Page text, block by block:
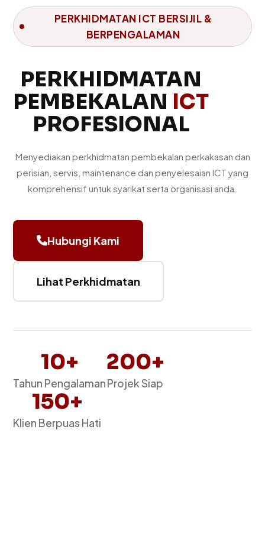
PERKHIDMATAN ICT BERSIJIL &
BERPENGALAMAN
PERKHIDMATAN
PEMBEKALAN ICT
PROFESIONAL
Menyediakan perkhidmatan pembekalan perkakasan dan
perisian, servis, maintenance dan penyelesaian ICT yang
komprehensif untuk syarikat serta organisasi anda.
Hubungi Kami
Lihat Perkhidmatan
10+
Tahun Pengalaman
200+
Projek Siap
150+
Klien Berpuas Hati